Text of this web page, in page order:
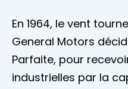
En 1964, le vent
General Motors
Parfaite, pour
industrielles par la